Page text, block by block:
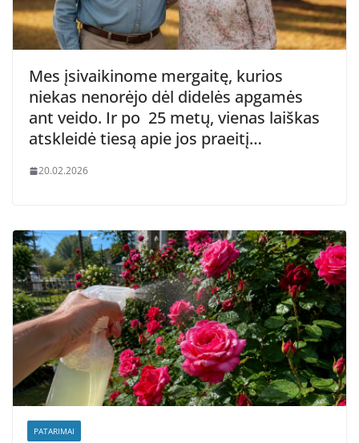
Mes įsivaikinome mergaitę, kurios
niekas nenorėjo dėl didelės apgamės
ant veido. Ir po 25 metų, vienas laiškas
atskleidė tiesą apie jos praeitį…
20.02.2026
PATARIMAI